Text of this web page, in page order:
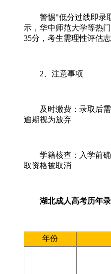
警惕"低分过线即录取
示，华中师范大学等热
35分，考生需理性评估志
2、注意事项
及时缴费：录取后需
逾期视为放弃
学籍核查：入学前确
取资格被取消
湖北成人高考历年录
年份